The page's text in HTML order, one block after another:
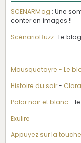
SCENARMag : Une
conter en images !!
ScénarioBuzz : Le
----------------
Mousquetayre - Le
Histoire du soir-
Polar noir et blanc -
Exulire
Appuyez sur la